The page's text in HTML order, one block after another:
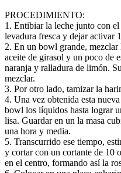
PROCEDIMIENTO:
1. Entibiar la leche junto con
levadura fresca y dejar activar
2. En un bowl grande, mezclar
aceite de girasol y un poco de
naranja y ralladura de limón.
mezclar.
3. Por otro lado, tamizar la
4. Una vez obtenida esta
bowl los líquidos hasta lograr
lisa. Guardar en un la masa
una hora y media.
5. Transcurrido ese tiempo,
y cortar con un cortante de 10
en el centro, formando así la